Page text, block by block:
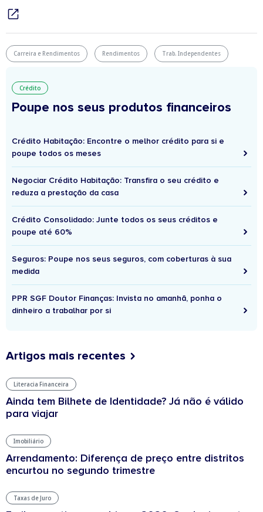
Carreira e Rendimentos Rendimentos Trab. Independentes
Crédito
Poupe nos seus produtos financeiros
Crédito Habitação: Encontre o melhor crédito para si e
poupe todos os meses
Negociar Crédito Habitação: Transfira o seu crédito e
reduza a prestação da casa
Crédito Consolidado: Junte todos os seus créditos e
poupe até 60%
Seguros: Poupe nos seus seguros, com coberturas à sua
medida
PPR SGF Doutor Finanças: Invista no amanhã, ponha o
dinheiro a trabalhar por si
Artigos mais recentes
Literacia Financeira
Ainda tem Bilhete de Identidade? Já não é válido
para viajar
Imobiliário
Arrendamento: Diferença de preço entre distritos
encurtou no segundo trimestre
Taxas de Juro